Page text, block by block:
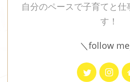
自分のペースで子育てと仕
す！
＼follow me